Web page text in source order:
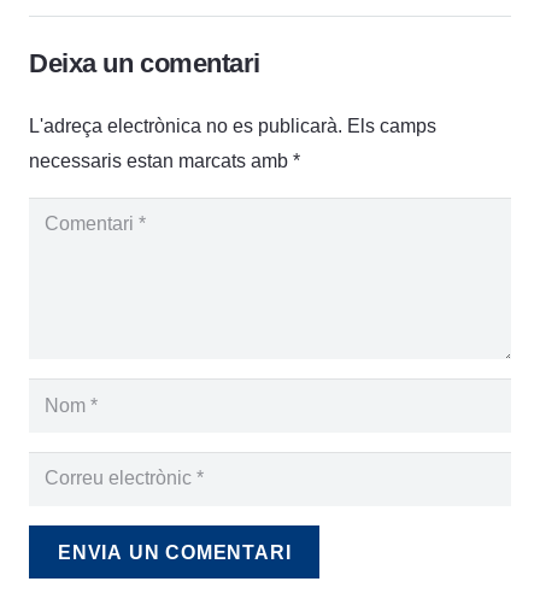
Deixa un comentari
L'adreça electrònica no es publicarà. Els camps
necessaris estan marcats amb *
ENVIA UN COMENTARI